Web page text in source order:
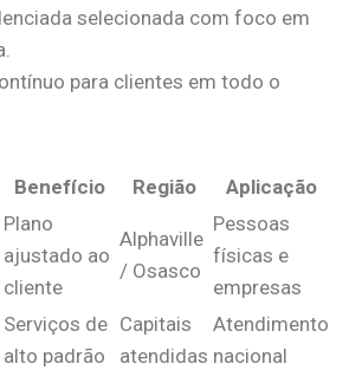
selecionada com foco em
para clientes em todo o
Benefício Região Aplicação
Plano
ajustado ao
cliente
Alphaville
/ Osasco
Pessoas
físicas e
empresas
Serviços de
alto padrão
Capitais
atendidas
Atendimento
nacional